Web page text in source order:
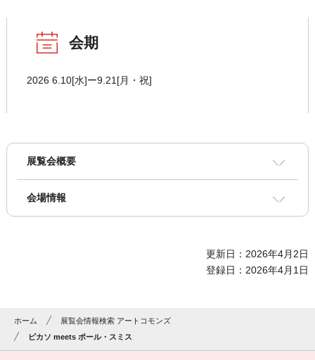
会期
2026 6.10[水]ー9.21[月・祝]
展覧会概要
会場情報
更新日：2026年4月2日
登録日：2026年4月1日
ホーム
展覧会情報検索 アートコモンズ
ピカソ meets ポール・スミス